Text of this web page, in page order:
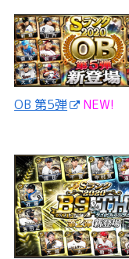
OB 第5弾
NEW!